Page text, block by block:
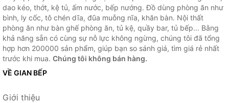
dao kéo, thớt, kệ tủ, ấm nước, bếp nướng. Đồ dùng phòng ăn như
bình, ly cốc, tô chén dĩa, đũa muỗng nĩa, khăn bàn. Nội thất
phòng ăn như bàn ghế phòng ăn, tủ kệ, quầy bar, tủ bếp... Bằng
khả năng sẵn có cùng sự nỗ lực không ngừng, chúng tôi đã tổng
hợp hơn 200000 sản phẩm, giúp bạn so sánh giá, tìm giá rẻ nhất
trước khi mua. Chúng tôi không bán hàng.
VỀ GIAN BẾP
Giới thiệu